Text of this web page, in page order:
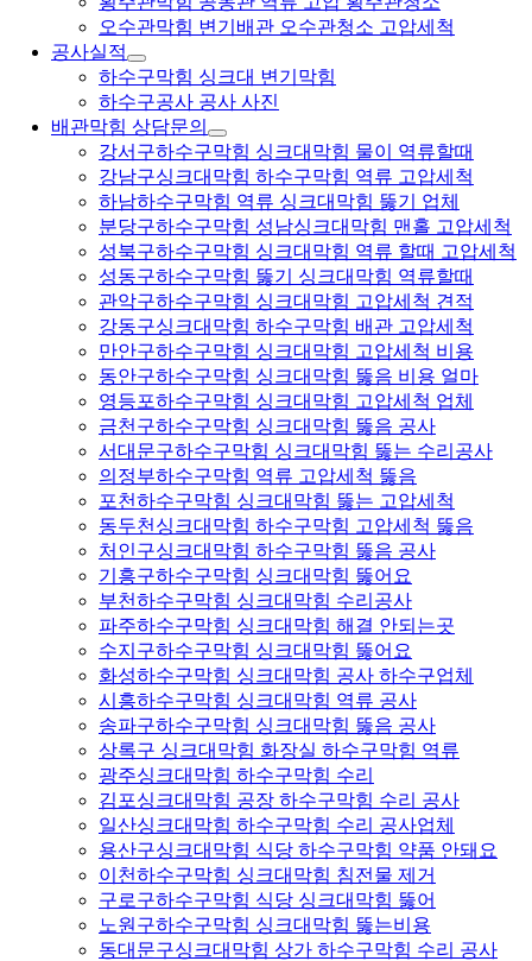
오수관막힘 변기배관 오수관청소 고압세척
공사실적
하수구막힘 싱크대 변기막힘
하수구공사 공사 사진
배관막힘 상담문의
강서구하수구막힘 싱크대막힘 물이 역류할때
강남구싱크대막힘 하수구막힘 역류 고압세척
하남하수구막힘 역류 싱크대막힘 뚫기 업체
분당구하수구막힘 성남싱크대막힘 맨홀 고압세척
성북구하수구막힘 싱크대막힘 역류 할때 고압세척
성동구하수구막힘 뚫기 싱크대막힘 역류할때
관악구하수구막힘 싱크대막힘 고압세척 견적
강동구싱크대막힘 하수구막힘 배관 고압세척
만안구하수구막힘 싱크대막힘 고압세척 비용
동안구하수구막힘 싱크대막힘 뚫음 비용 얼마
영등포하수구막힘 싱크대막힘 고압세척 업체
금천구하수구막힘 싱크대막힘 뚫음 공사
서대문구하수구막힘 싱크대막힘 뚫는 수리공사
의정부하수구막힘 역류 고압세척 뚫음
포천하수구막힘 싱크대막힘 뚫는 고압세척
동두천싱크대막힘 하수구막힘 고압세척 뚫음
처인구싱크대막힘 하수구막힘 뚫음 공사
기흥구하수구막힘 싱크대막힘 뚫어요
부천하수구막힘 싱크대막힘 수리공사
파주하수구막힘 싱크대막힘 해결 안되는곳
수지구하수구막힘 싱크대막힘 뚫어요
화성하수구막힘 싱크대막힘 공사 하수구업체
시흥하수구막힘 싱크대막힘 역류 공사
송파구하수구막힘 싱크대막힘 뚫음 공사
상록구 싱크대막힘 화장실 하수구막힘 역류
광주싱크대막힘 하수구막힘 수리
김포싱크대막힘 공장 하수구막힘 수리 공사
일산싱크대막힘 하수구막힘 수리 공사업체
용산구싱크대막힘 식당 하수구막힘 약품 안돼요
이천하수구막힘 싱크대막힘 침전물 제거
구로구하수구막힘 식당 싱크대막힘 뚫어
노원구하수구막힘 싱크대막힘 뚫는비용
동대문구싱크대막힘 상가 하수구막힘 수리 공사